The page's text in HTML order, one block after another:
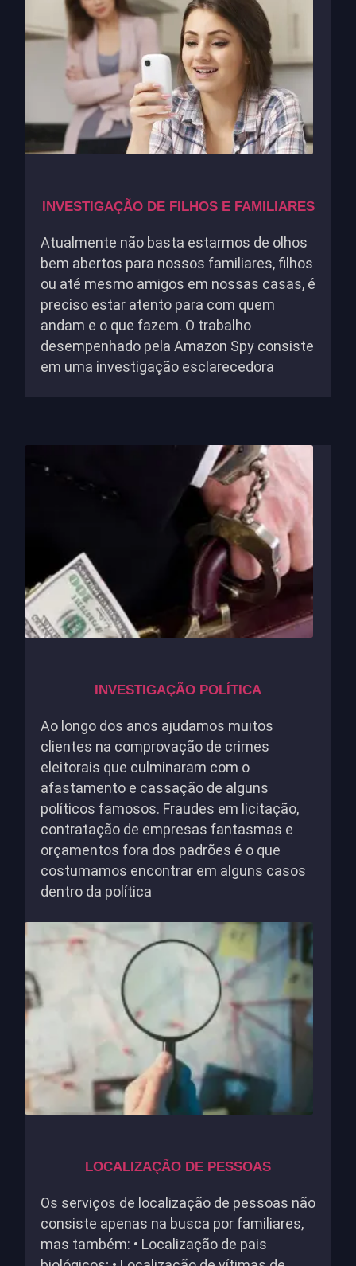
INVESTIGAÇÃO DE FILHOS E FAMILIARES
Atualmente não basta estarmos de olhos
bem abertos para nossos familiares, filhos
ou até mesmo amigos em nossas casas, é
preciso estar atento para com quem
andam e o que fazem. O trabalho
desempenhado pela Amazon Spy consiste
em uma investigação esclarecedora
INVESTIGAÇÃO POLÍTICA
Ao longo dos anos ajudamos muitos
clientes na comprovação de crimes
eleitorais que culminaram com o
afastamento e cassação de alguns
políticos famosos. Fraudes em licitação,
contratação de empresas fantasmas e
orçamentos fora dos padrões é o que
costumamos encontrar em alguns casos
dentro da política
LOCALIZAÇÃO DE PESSOAS
Os serviços de localização de pessoas não
consiste apenas na busca por familiares,
mas também: • Localização de pais